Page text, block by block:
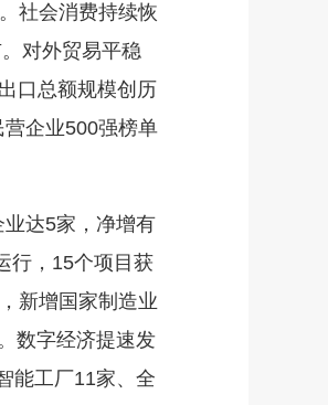
社会消费持续恢
对外贸易平稳
口总额规模创历
企业500强榜单
达5家，净增有
行，15个项目获
新增国家制造业
数字经济提速发
能工厂11家、全